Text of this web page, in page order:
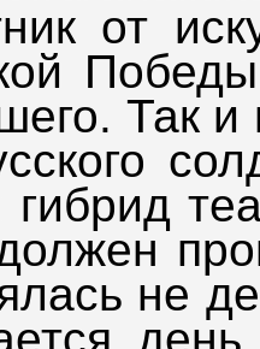
от
Так
гибрид
не